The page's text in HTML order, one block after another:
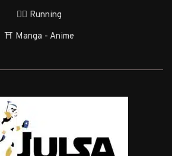
🏃‍♂️ Running
⛩️ Manga - Anime